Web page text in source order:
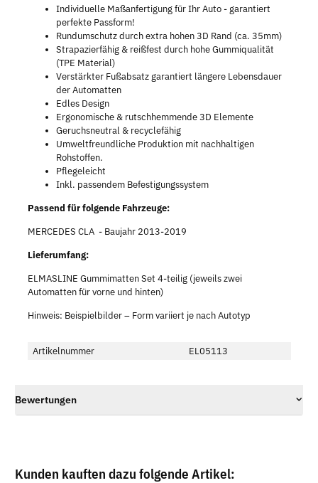
Individuelle Maßanfertigung für Ihr Auto - garantiert
perfekte Passform!
Rundumschutz durch extra hohen 3D Rand (ca. 35mm)
Strapazierfähig & reißfest durch hohe Gummiqualität
(TPE Material)
Verstärkter Fußabsatz garantiert längere Lebensdauer
der Automatten
Edles Design
Ergonomische & rutschhemmende 3D Elemente
Geruchsneutral & recyclefähig
Umweltfreundliche Produktion mit nachhaltigen
Rohstoffen.
Pflegeleicht
Inkl. passendem Befestigungssystem
Passend für folgende Fahrzeuge:
MERCEDES CLA - Baujahr 2013-2019
Lieferumfang:
ELMASLINE Gummimatten Set 4-teilig (jeweils zwei
Automatten für vorne und hinten)
Hinweis: Beispielbilder – Form variiert je nach Autotyp
Artikelnummer EL05113
Bewertungen
Kunden kauften dazu folgende Artikel: